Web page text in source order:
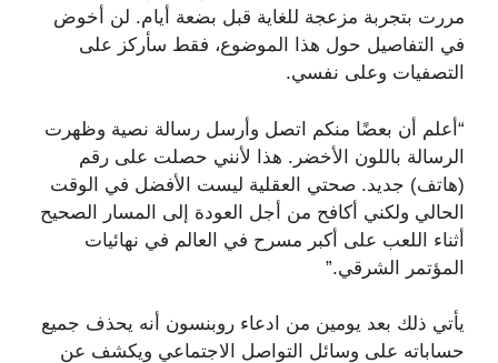
مررت بتجربة مزعجة للغاية قبل بضعة أيام. لن أخوض
في التفاصيل حول هذا الموضوع، فقط سأركز على
التصفيات وعلى نفسي.
“أعلم أن بعضًا منكم اتصل وأرسل رسالة نصية وظهرت
الرسالة باللون الأخضر. هذا لأنني حصلت على رقم
(هاتف) جديد. صحتي العقلية ليست الأفضل في الوقت
الحالي ولكني أكافح من أجل العودة إلى المسار الصحيح
أثناء اللعب على أكبر مسرح في العالم في نهائيات
المؤتمر الشرقي.”
يأتي ذلك بعد يومين من ادعاء روبنسون أنه يحذف جميع
حساباته على وسائل التواصل الاجتماعي ويكشف عن